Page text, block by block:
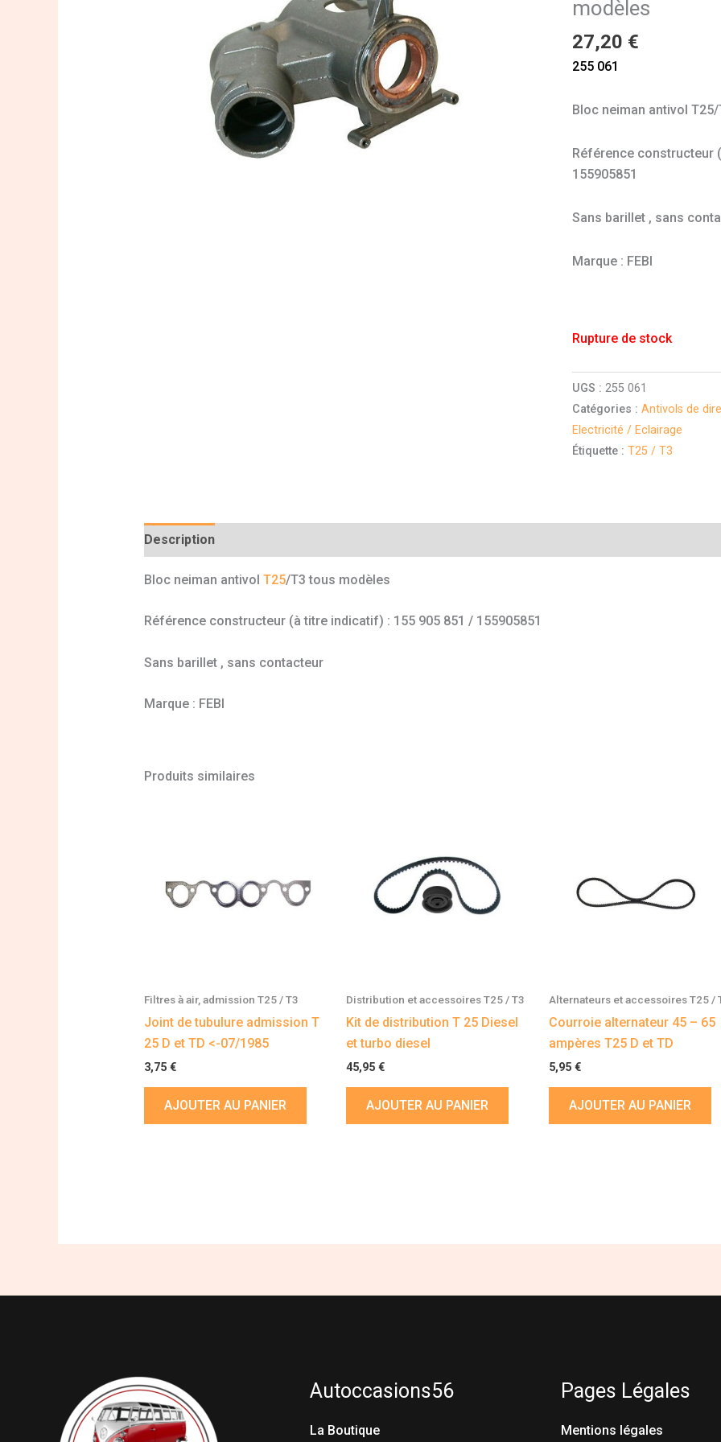
modèles
27,20 €
255 061
Bloc neiman antivol
Référence constructeur
155905851
Sans barillet , sans
Marque : FEBI
Rupture de stock
UGS :255 061
Catégories :Antivols de
Electricité / Eclairage
Étiquette :T25 / T3
Description
Bloc neiman antivol T25/T3 tous modèles
Référence constructeur (à titre indicatif) : 155 905 851 / 155905851
Sans barillet , sans contacteur
Marque : FEBI
Produits similaires
Filtres à air, admission T25 / T3
Joint de tubulure admission T
25 D et TD <-07/1985
3,75 €
AJOUTER AU PANIER
Distribution et accessoires T25 / T3
Kit de distribution T 25 Diesel
et turbo diesel
45,95€
AJOUTER AU PANIER
Alternateurs et accessoires T25 /
Courroie alternateur 45 – 65
ampères T25 D et TD
5,95 €
AJOUTER AU PANIER
Autoccasions56
La Boutique
Pages Légales
Mentions légales